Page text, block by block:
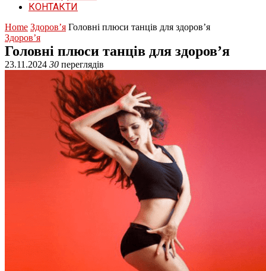
КОНТАКТИ
Home Здоров’я Головні плюси танців для здоров’я
Здоров’я
Головні плюси танців для здоров’я
23.11.2024 30 переглядів